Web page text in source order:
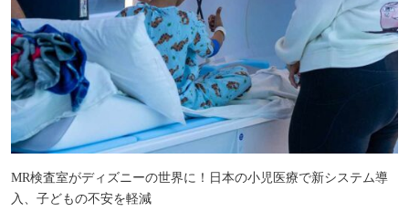
MR検査室がディズニーの世界に！日本の小児医療で新システム導
入、子どもの不安を軽減